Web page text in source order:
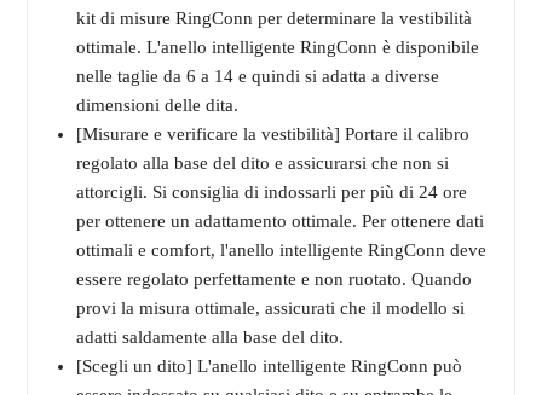
kit di misure RingConn per determinare la vestibilità
ottimale. L'anello intelligente RingConn è disponibile
nelle taglie da 6 a 14 e quindi si adatta a diverse
dimensioni delle dita.
[Misurare e verificare la vestibilità] Portare il calibro
regolato alla base del dito e assicurarsi che non si
attorcigli. Si consiglia di indossarli per più di 24 ore
per ottenere un adattamento ottimale. Per ottenere dati
ottimali e comfort, l'anello intelligente RingConn deve
essere regolato perfettamente e non ruotato. Quando
provi la misura ottimale, assicurati che il modello si
adatti saldamente alla base del dito.
[Scegli un dito] L'anello intelligente RingConn può